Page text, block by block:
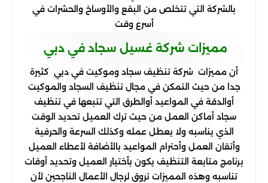
بالشركة التي تتخلص من البقع والأوساخ والحشرات في
أسرع وقت
مميزات شركة غسيل سجاد في دبي
أن مميزات شركة تنظيف سجاد وموكيت في دبي كثيرة
جدا من حيث التمكن في مجال تنظيف السجاد والموكيت
أوالدقة في المواعيد أوالطرق التي تتبعها في تنظيف
سجاد أماكن العمل من حيث ترك العميل تحديد الوقت
الذي يناسبه ولا يعطل عمله وكذلك السرعة والحرفية
وأتقان العمل وأحترام المواعيد بالأضافة لأعطاء العميل
برنامج متابعة التنظيف يكون بأختيار العميل وتحديد أوقات
تناسبه وهذه المميزات تروق لرجال الأعمال الناجحين لأن